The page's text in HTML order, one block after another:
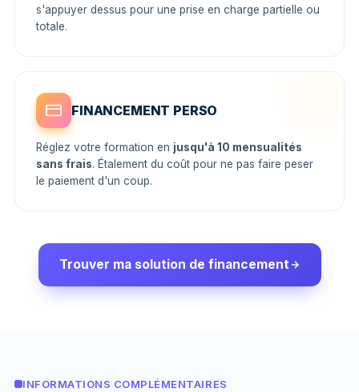
s'appuyer dessus pour une prise en charge partielle ou
totale.
FINANCEMENT PERSO
Réglez votre formation en jusqu'à 10 mensualités
sans frais. Étalement du coût pour ne pas faire peser
le paiement d'un coup.
Trouver ma solution de financement
INFORMATIONS COMPLÉMENTAIRES